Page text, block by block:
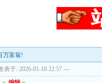
万富翁!
表于: 2026-01-10 22:57 ---